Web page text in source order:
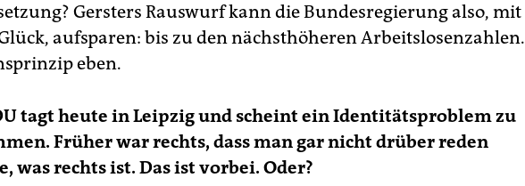
Gersters Rauswurf kann die Bundesregierung also, mit
aufsparen: bis zu den nächsthöheren Arbeitslosenzahlen.
eben.
tagt heute in Leipzig und scheint ein Identitätsproblem zu
Früher war rechts, dass man gar nicht drüber reden
was rechts ist. Das ist vorbei. Oder?